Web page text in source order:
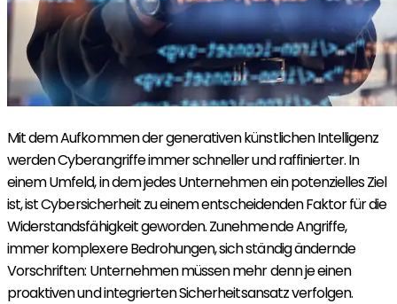
Mit dem Aufkommen der generativen künstlichen Intelligenz
werden Cyberangriffe immer schneller und raffinierter. In
einem Umfeld, in dem jedes Unternehmen ein potenzielles Ziel
ist, ist Cybersicherheit zu einem entscheidenden Faktor für die
Widerstandsfähigkeit geworden. Zunehmende Angriffe,
immer komplexere Bedrohungen, sich ständig ändernde
Vorschriften: Unternehmen müssen mehr denn je einen
proaktiven und integrierten Sicherheitsansatz verfolgen.